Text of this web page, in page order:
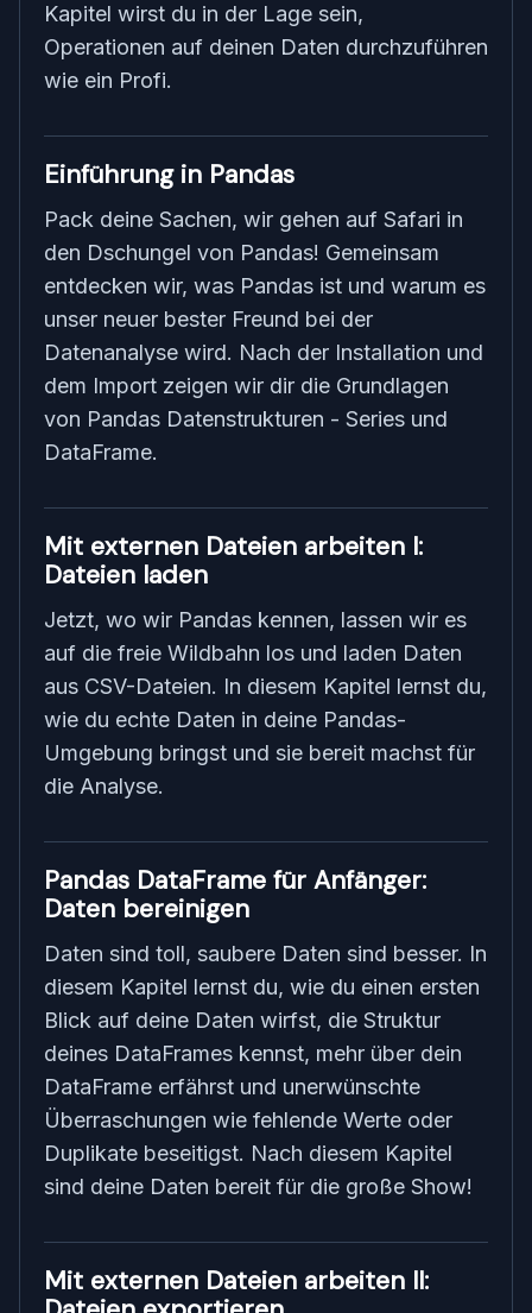
Kapitel wirst du in der Lage sein,
Operationen auf deinen Daten durchzuführen
wie ein Profi.
Einführung in Pandas
Pack deine Sachen, wir gehen auf Safari in
den Dschungel von Pandas! Gemeinsam
entdecken wir, was Pandas ist und warum es
unser neuer bester Freund bei der
Datenanalyse wird. Nach der Installation und
dem Import zeigen wir dir die Grundlagen
von Pandas Datenstrukturen - Series und
DataFrame.
Mit externen Dateien arbeiten I:
Dateien laden
Jetzt, wo wir Pandas kennen, lassen wir es
auf die freie Wildbahn los und laden Daten
aus CSV-Dateien. In diesem Kapitel lernst du,
wie du echte Daten in deine Pandas-
Umgebung bringst und sie bereit machst für
die Analyse.
Pandas DataFrame für Anfänger:
Daten bereinigen
Daten sind toll, saubere Daten sind besser. In
diesem Kapitel lernst du, wie du einen ersten
Blick auf deine Daten wirfst, die Struktur
deines DataFrames kennst, mehr über dein
DataFrame erfährst und unerwünschte
Überraschungen wie fehlende Werte oder
Duplikate beseitigst. Nach diesem Kapitel
sind deine Daten bereit für die große Show!
Mit externen Dateien arbeiten II: